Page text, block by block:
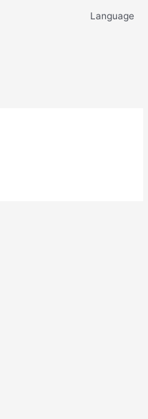
Language